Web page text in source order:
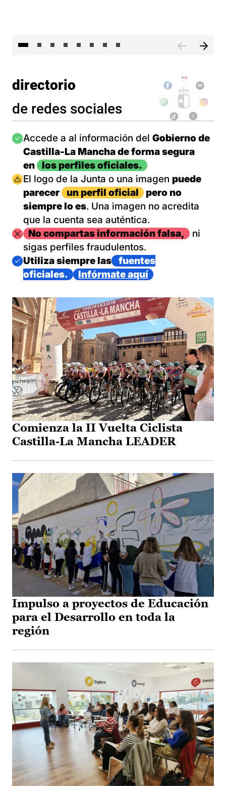
directorio
de redes sociales
Imagen
Accede a al información del Gobierno de
Castilla-La Mancha de forma segura
en
los perfiles oficiales.
Imagen
El logo de la Junta o una imagen puede
parecer
un perfil oficial
pero no
siempre lo es. Una imagen no acredita
que la cuenta sea auténtica.
ImagenNo compartas información falsa,
ni
sigas perfiles fraudulentos.
Imagen
Utiliza siempre las
fuentes
oficiales.
Infórmate aquí
Comienza la II Vuelta Ciclista
Castilla-La Mancha LEADER
Impulso a proyectos de Educación
para el Desarrollo en toda la
región